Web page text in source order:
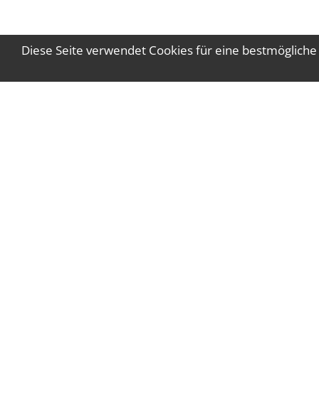
Diese Seite verwendet Cookies für eine